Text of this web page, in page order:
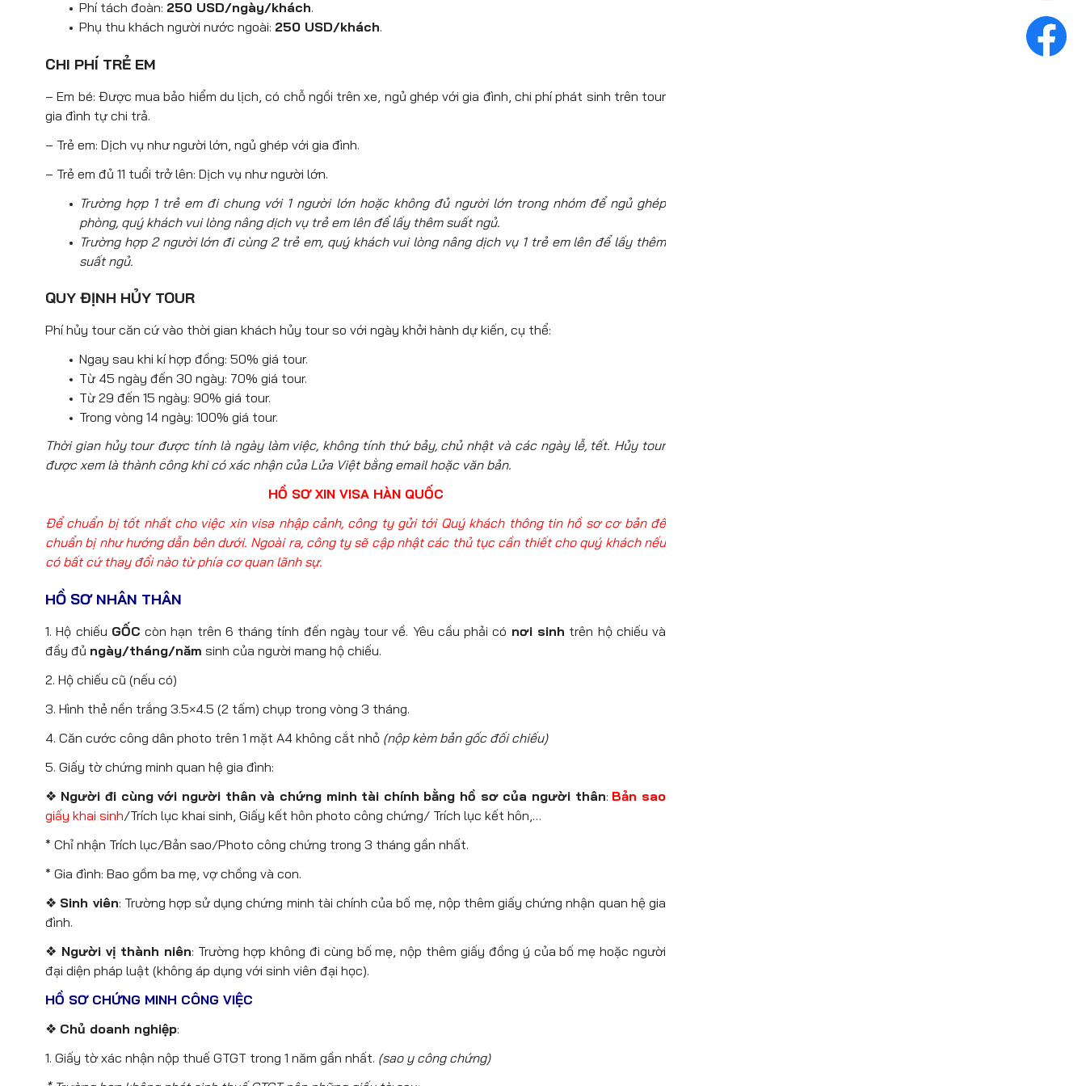
Phí tách đoàn: 250 USD/ngày/khách.
Phụ thu khách người nước ngoài: 250 USD/khách.
CHI PHÍ TRẺ EM
– Em bé: Được mua bảo hiểm du lịch, có chỗ ngồi trên xe, ngủ ghép với gia đình, chi phí phát sinh trên tour
gia đình tự chi trả.
– Trẻ em: Dịch vụ như người lớn, ngủ ghép với gia đình.
– Trẻ em đủ 11 tuổi trở lên: Dịch vụ như người lớn.
Trường hợp 1 trẻ em đi chung với 1 người lớn hoặc không đủ người lớn trong nhóm để ngủ ghép
phòng, quý khách vui lòng nâng dịch vụ trẻ em lên để lấy thêm suất ngủ.
Trường hợp 2 người lớn đi cùng 2 trẻ em, quý khách vui lòng nâng dịch vụ 1 trẻ em lên để lấy thêm
suất ngủ.
QUY ĐỊNH HỦY TOUR
Phí hủy tour căn cứ vào thời gian khách hủy tour so với ngày khởi hành dự kiến, cụ thể:
Ngay sau khi kí hợp đồng: 50% giá tour.
Từ 45 ngày đến 30 ngày: 70% giá tour.
Từ 29 đến 15 ngày: 90% giá tour.
Trong vòng 14 ngày: 100% giá tour.
Thời gian hủy tour được tính là ngày làm việc, không tính thứ bảy, chủ nhật và các ngày lễ, tết. Hủy tour
được xem là thành công khi có xác nhận của Lửa Việt bằng email hoặc văn bản.
HỒ SƠ XIN VISA HÀN QUỐC
Để chuẩn bị tốt nhất cho việc xin visa nhập cảnh, công ty gửi tới Quý khách thông tin hồ sơ cơ bản để
chuẩn bị như hướng dẫn bên dưới. Ngoài ra, công ty sẽ cập nhật các thủ tục cần thiết cho quý khách nếu
có bất cứ thay đổi nào từ phía cơ quan lãnh sự.
HỒ SƠ NHÂN THÂN
1. Hộ chiếu GỐC còn hạn trên 6 tháng tính đến ngày tour về. Yêu cầu phải có nơi sinh trên hộ chiếu và
đầy đủ ngày/tháng/năm sinh của người mang hộ chiếu.
2. Hộ chiếu cũ (nếu có)
3. Hình thẻ nền trắng 3.5×4.5 (2 tấm) chụp trong vòng 3 tháng.
4. Căn cước công dân photo trên 1 mặt A4 không cắt nhỏ (nộp kèm bản gốc đối chiếu)
5. Giấy tờ chứng minh quan hệ gia đình:
❖ Người đi cùng với người thân và chứng minh tài chính bằng hồ sơ của người thân: Bản sao
giấy khai sinh/Trích lục khai sinh, Giấy kết hôn photo công chứng/ Trích lục kết hôn,…
* Chỉ nhận Trích lục/Bản sao/Photo công chứng trong 3 tháng gần nhất.
* Gia đình: Bao gồm ba mẹ, vợ chồng và con.
❖ Sinh viên: Trường hợp sử dụng chứng minh tài chính của bố mẹ, nộp thêm giấy chứng nhận quan hệ gia
đình.
❖ Người vị thành niên: Trường hợp không đi cùng bố mẹ, nộp thêm giấy đồng ý của bố mẹ hoặc người
đại diện pháp luật (không áp dụng với sinh viên đại học).
HỒ SƠ CHỨNG MINH CÔNG VIỆC
❖ Chủ doanh nghiệp:
1. Giấy tờ xác nhận nộp thuế GTGT trong 1 năm gần nhất. (sao y công chứng)